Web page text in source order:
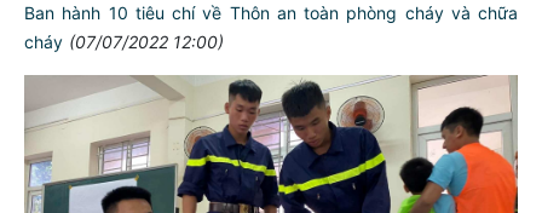
Ban hành 10 tiêu chí về Thôn an toàn phòng cháy và chữa
cháy (07/07/2022 12:00)